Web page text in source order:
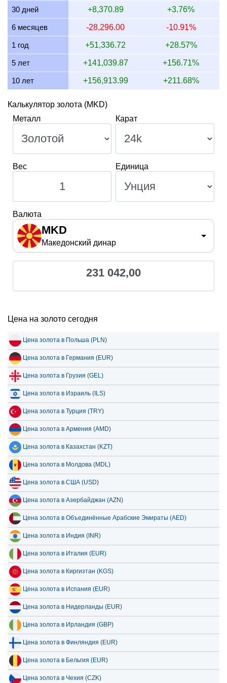
12 июля 2026 222,110.16
11 июля 2026 222,110.16
10 июля 2026 221,091.47
30 дней +8,370.89 +3.76%
6 месяцев -28,296.00 -10.91%
1 год +51,336.72 +28.57%
5 лет +141,039.87 +156.71%
10 лет +156,913.99 +211.68%
Калькулятор золота (MKD)
Металл
Карат
Вес Единица
Валюта
MKD
Македонский динар
231 042,00
Цена на золото сегодня
Цена золота в Польша (PLN)
Цена золота в Германия (EUR)
Цена золота в Грузия (GEL)
Цена золота в Израиль (ILS)
Цена золота в Турция (TRY)
Цена золота в Армения (AMD)
Цена золота в Казахстан (KZT)
Цена золота в Молдова (MDL)
Цена золота в США (USD)
Цена золота в Азербайджан (AZN)
Цена золота в Объединённые Арабские Эмираты (AED)
Цена золота в Индия (INR)
Цена золота в Италия (EUR)
Цена золота в Киргизтан (KGS)
Цена золота в Испания (EUR)
Цена золота в Нидерланды (EUR)
Цена золота в Ирландия (GBP)
Цена золота в Финляндия (EUR)
Цена золота в Бельгия (EUR)
Цена золота в Чехия (CZK)